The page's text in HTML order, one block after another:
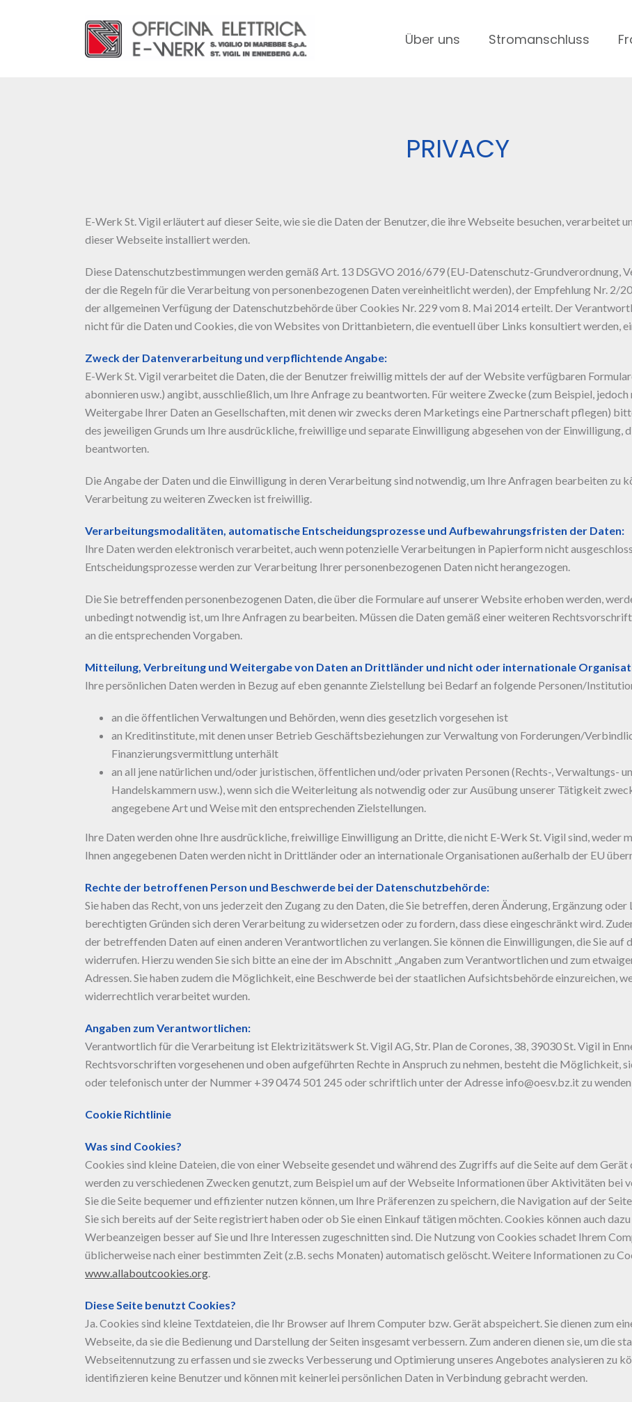
Über uns Stromanschluss
PRIVACY
E-Werk St. Vigil erläutert auf dieser Seite, wie sie die Daten der Benutzer, die ihre Webseite besuchen, verarbeitet
dieser Webseite installiert werden.
Diese Datenschutzbestimmungen werden gemäß Art. 13 DSGVO 2016/679 (EU-Datenschutz-Grundverordnung,
der die Regeln für die Verarbeitung von personenbezogenen Daten vereinheitlicht werden), der Empfehlung Nr. 2/
der allgemeinen Verfügung der Datenschutzbehörde über Cookies Nr. 229 vom 8. Mai 2014 erteilt. Der
nicht für die Daten und Cookies, die von Websites von Drittanbietern, die eventuell über Links konsultiert werden,
Zweck der Datenverarbeitung und verpflichtende Angabe:
E-Werk St. Vigil verarbeitet die Daten, die der Benutzer freiwillig mittels der auf der Website verfügbaren
abonnieren usw.) angibt, ausschließlich, um Ihre Anfrage zu beantworten. Für weitere Zwecke (zum Beispiel,
Weitergabe Ihrer Daten an Gesellschaften, mit denen wir zwecks deren Marketings eine Partnerschaft pflegen)
des jeweiligen Grunds um Ihre ausdrückliche, freiwillige und separate Einwilligung abgesehen von der Einwilligung,
beantworten.
Die Angabe der Daten und die Einwilligung in deren Verarbeitung sind notwendig, um Ihre Anfragen bearbeiten zu
Verarbeitung zu weiteren Zwecken ist freiwillig.
Verarbeitungsmodalitäten, automatische Entscheidungsprozesse und Aufbewahrungsfristen der Daten:
Ihre Daten werden elektronisch verarbeitet, auch wenn potenzielle Verarbeitungen in Papierform nicht
Entscheidungsprozesse werden zur Verarbeitung Ihrer personenbezogenen Daten nicht herangezogen.
Die Sie betreffenden personenbezogenen Daten, die über die Formulare auf unserer Website erhoben werden,
unbedingt notwendig ist, um Ihre Anfragen zu bearbeiten. Müssen die Daten gemäß einer weiteren
an die entsprechenden Vorgaben.
Mitteilung, Verbreitung und Weitergabe von Daten an Drittländer und nicht oder internationale
Ihre persönlichen Daten werden in Bezug auf eben genannte Zielstellung bei Bedarf an folgende Personen/
an die öffentlichen Verwaltungen und Behörden, wenn dies gesetzlich vorgesehen ist
an Kreditinstitute, mit denen unser Betrieb Geschäftsbeziehungen zur Verwaltung von Forderungen/
Finanzierungsvermittlung unterhält
an all jene natürlichen und/oder juristischen, öffentlichen und/oder privaten Personen (Rechts-, Verwaltungs-
Handelskammern usw.), wenn sich die Weiterleitung als notwendig oder zur Ausübung unserer Tätigkeit
angegebene Art und Weise mit den entsprechenden Zielstellungen.
Ihre Daten werden ohne Ihre ausdrückliche, freiwillige Einwilligung an Dritte, die nicht E-Werk St. Vigil sind, weder
Ihnen angegebenen Daten werden nicht in Drittländer oder an internationale Organisationen außerhalb der EU
Rechte der betroffenen Person und Beschwerde bei der Datenschutzbehörde:
Sie haben das Recht, von uns jederzeit den Zugang zu den Daten, die Sie betreffen, deren Änderung, Ergänzung
berechtigten Gründen sich deren Verarbeitung zu widersetzen oder zu fordern, dass diese eingeschränkt wird.
der betreffenden Daten auf einen anderen Verantwortlichen zu verlangen. Sie können die Einwilligungen, die Sie
widerrufen. Hierzu wenden Sie sich bitte an eine der im Abschnitt „Angaben zum Verantwortlichen und zum
Adressen. Sie haben zudem die Möglichkeit, eine Beschwerde bei der staatlichen Aufsichtsbehörde einzureichen,
widerrechtlich verarbeitet wurden.
Angaben zum Verantwortlichen:
Verantwortlich für die Verarbeitung ist Elektrizitätswerk St. Vigil AG, Str. Plan de Corones, 38, 39030 St. Vigil in
Rechtsvorschriften vorgesehenen und oben aufgeführten Rechte in Anspruch zu nehmen, besteht die Möglichkeit,
oder telefonisch unter der Nummer +39 0474 501 245 oder schriftlich unter der Adresse info@oesv.bz.it zu wenden
Cookie Richtlinie
Was sind Cookies?
Cookies sind kleine Dateien, die von einer Webseite gesendet und während des Zugriffs auf die Seite auf dem
werden zu verschiedenen Zwecken genutzt, zum Beispiel um auf der Webseite Informationen über Aktivitäten bei
Sie die Seite bequemer und effizienter nutzen können, um Ihre Präferenzen zu speichern, die Navigation auf der
Sie sich bereits auf der Seite registriert haben oder ob Sie einen Einkauf tätigen möchten. Cookies können auch
Werbeanzeigen besser auf Sie und Ihre Interessen zugeschnitten sind. Die Nutzung von Cookies schadet Ihrem
üblicherweise nach einer bestimmten Zeit (z.B. sechs Monaten) automatisch gelöscht. Weitere Informationen zu
www.allaboutcookies.org.
Diese Seite benutzt Cookies?
Ja. Cookies sind kleine Textdateien, die Ihr Browser auf Ihrem Computer bzw. Gerät abspeichert. Sie dienen zum
Webseite, da sie die Bedienung und Darstellung der Seiten insgesamt verbessern. Zum anderen dienen sie, um die
Webseitennutzung zu erfassen und sie zwecks Verbesserung und Optimierung unseres Angebotes analysieren zu
identifizieren keine Benutzer und können mit keinerlei persönlichen Daten in Verbindung gebracht werden.